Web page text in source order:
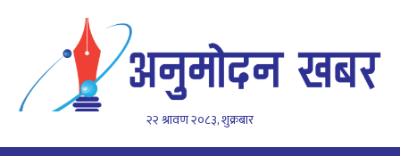
२२ श्रावण २०८३, शुक्रबार